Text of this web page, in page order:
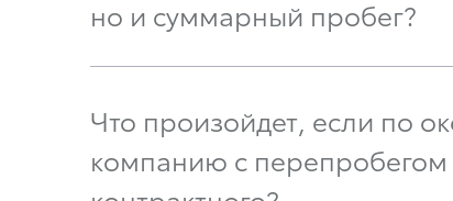
но и суммарный пробег?
Что произойдет, если по
компанию с перепробегом